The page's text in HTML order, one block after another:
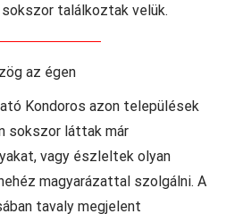
találkoztak velük.
az égen
Kondoros azon települések
sokszor láttak már
vagy észleltek olyan
magyarázattal szolgálni. A
tavaly megjelent